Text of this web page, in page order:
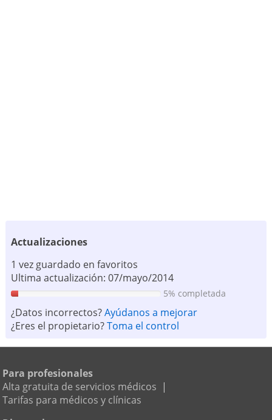
Actualizaciones
1 vez guardado en favoritos
Ultima actualización: 07/mayo/2014
5% completada
¿Datos incorrectos?Ayúdanos a mejorar
¿Eres el propietario?Toma el control
Para profesionales
Alta gratuita de servicios médicos |
Tarifas para médicos y clínicas